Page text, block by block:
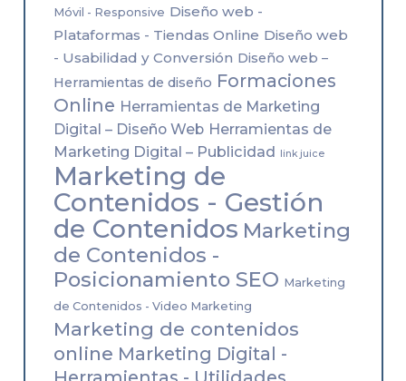
Móvil - Responsive Diseño web -
Plataformas - Tiendas Online Diseño web
- Usabilidad y Conversión Diseño web –
Herramientas de diseño Formaciones
Online Herramientas de Marketing
Digital – Diseño Web Herramientas de
Marketing Digital – Publicidad link juice
Marketing de
Contenidos - Gestión
de Contenidos Marketing
de Contenidos -
Posicionamiento SEO Marketing
de Contenidos - Video Marketing
Marketing de contenidos
online Marketing Digital -